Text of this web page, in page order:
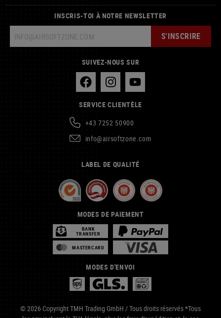
INSCRIS-TOI À NOTRE NEWSLETTER
S'INSCRIRE
SUIVEZ-NOUS SUR
SERVICE CLIENTÈLE
+43 7252 50900
info@airsoftzone.com
LABEL DE QUALITÉ
MODES DE PAIEMENT
BANK
TRANSFER
MASTERCARD
MODES D'ENVOI
© 2026 Copyright TMH Trading GmbH / Tous droits réservés *Tous